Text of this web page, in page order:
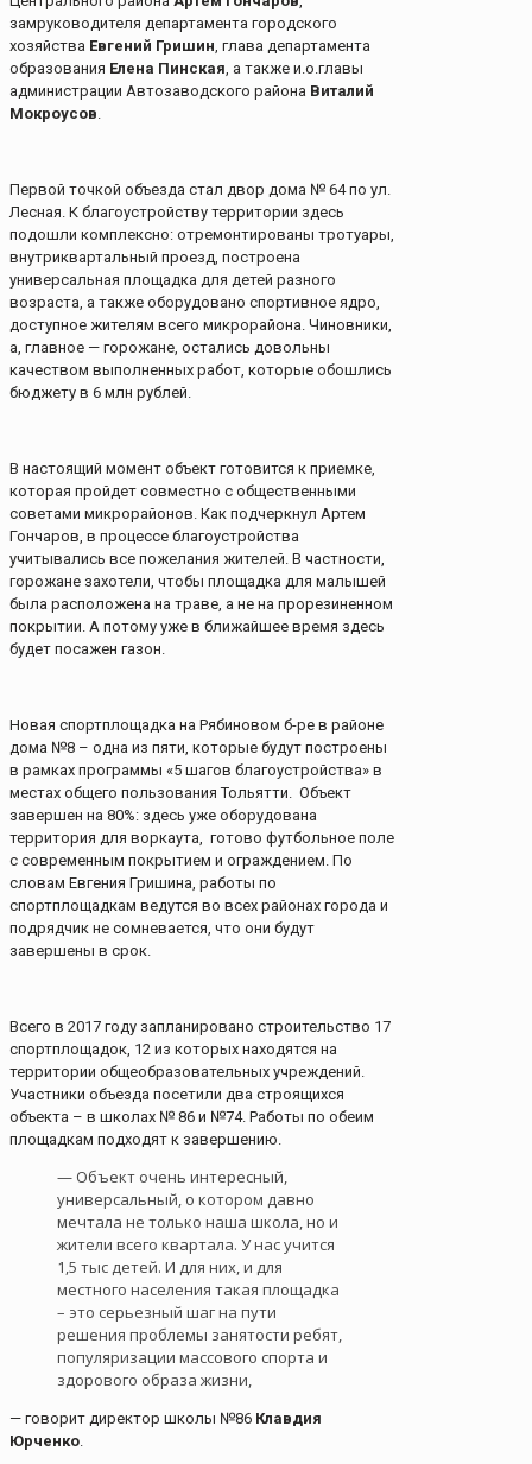
замруководителя департамента городского
хозяйства Евгений Гришин, глава департамента
образования Елена Пинская, а также и.о.главы
администрации Автозаводского района Виталий
Мокроусов.
Первой точкой объезда стал двор дома № 64 по ул.
Лесная. К благоустройству территории здесь
подошли комплексно: отремонтированы тротуары,
внутриквартальный проезд, построена
универсальная площадка для детей разного
возраста, а также оборудовано спортивное ядро,
доступное жителям всего микрорайона. Чиновники,
а, главное — горожане, остались довольны
качеством выполненных работ, которые обошлись
бюджету в 6 млн рублей.
В настоящий момент объект готовится к приемке,
которая пройдет совместно с общественными
советами микрорайонов. Как подчеркнул Артем
Гончаров, в процессе благоустройства
учитывались все пожелания жителей. В частности,
горожане захотели, чтобы площадка для малышей
была расположена на траве, а не на прорезиненном
покрытии. А потому уже в ближайшее время здесь
будет посажен газон.
Новая спортплощадка на Рябиновом б-ре в районе
дома №8 – одна из пяти, которые будут построены
в рамках программы «5 шагов благоустройства» в
местах общего пользования Тольятти. Объект
завершен на 80%: здесь уже оборудована
территория для воркаута, готово футбольное поле
с современным покрытием и ограждением. По
словам Евгения Гришина, работы по
спортплощадкам ведутся во всех районах города и
подрядчик не сомневается, что они будут
завершены в срок.
Всего в 2017 году запланировано строительство 17
спортплощадок, 12 из которых находятся на
территории общеобразовательных учреждений.
Участники объезда посетили два строящихся
объекта – в школах № 86 и №74. Работы по обеим
площадкам подходят к завершению.
— Объект очень интересный,
универсальный, о котором давно
мечтала не только наша школа, но и
жители всего квартала. У нас учится
1,5 тыс детей. И для них, и для
местного населения такая площадка
– это серьезный шаг на пути
решения проблемы занятости ребят,
популяризации массового спорта и
здорового образа жизни,
— говорит директор школы №86 Клавдия
Юрченко.